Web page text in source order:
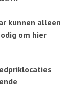
kunnen alleen
om hier